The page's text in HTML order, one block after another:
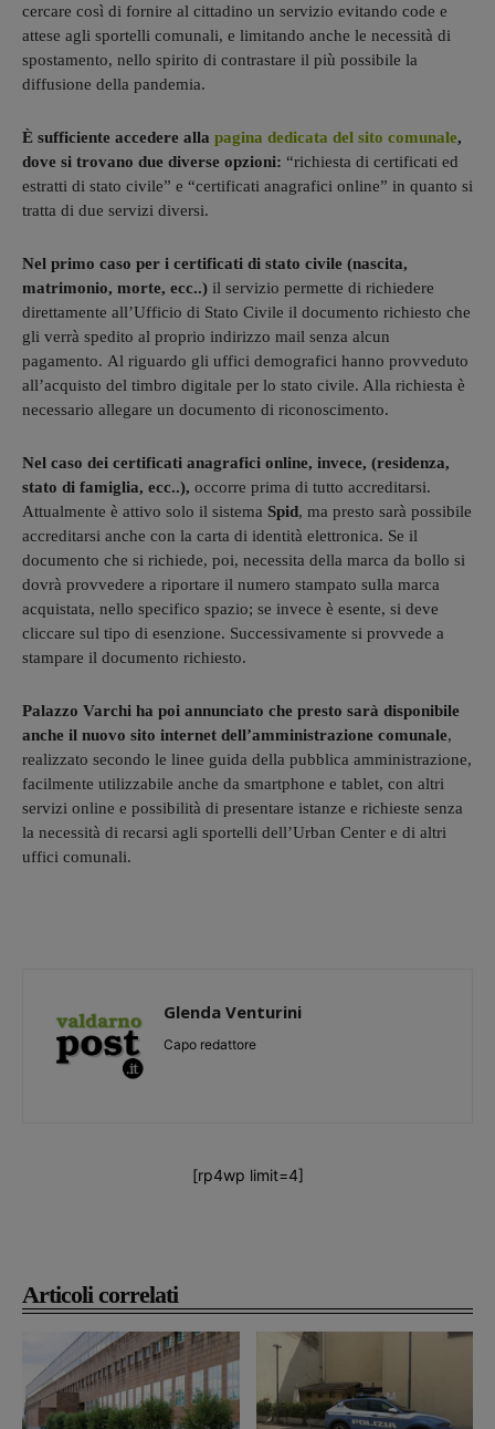
Articoli correlati
cercare così di fornire al cittadino un servizio evitando code e
attese agli sportelli comunali, e limitando anche le necessità di
spostamento, nello spirito di contrastare il più possibile la
diffusione della pandemia.
È sufficiente accedere alla pagina dedicata del sito comunale,
dove si trovano due diverse opzioni: “richiesta di certificati ed
estratti di stato civile” e “certificati anagrafici online” in quanto si
tratta di due servizi diversi.
Nel primo caso per i certificati di stato civile (nascita,
matrimonio, morte, ecc..) il servizio permette di richiedere
direttamente all’Ufficio di Stato Civile il documento richiesto che
gli verrà spedito al proprio indirizzo mail senza alcun
pagamento. Al riguardo gli uffici demografici hanno provveduto
all’acquisto del timbro digitale per lo stato civile. Alla richiesta è
necessario allegare un documento di riconoscimento.
Nel caso dei certificati anagrafici online, invece, (residenza,
stato di famiglia, ecc..), occorre prima di tutto accreditarsi.
Attualmente è attivo solo il sistema Spid, ma presto sarà possibile
accreditarsi anche con la carta di identità elettronica. Se il
documento che si richiede, poi, necessita della marca da bollo si
dovrà provvedere a riportare il numero stampato sulla marca
acquistata, nello specifico spazio; se invece è esente, si deve
cliccare sul tipo di esenzione. Successivamente si provvede a
stampare il documento richiesto.
Palazzo Varchi ha poi annunciato che presto sarà disponibile
anche il nuovo sito internet dell’amministrazione comunale,
realizzato secondo le linee guida della pubblica amministrazione,
facilmente utilizzabile anche da smartphone e tablet, con altri
servizi online e possibilità di presentare istanze e richieste senza
la necessità di recarsi agli sportelli dell’Urban Center e di altri
uffici comunali.
Glenda Venturini
Capo redattore
[rp4wp limit=4]